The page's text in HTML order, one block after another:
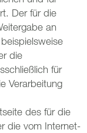
Der für die
an
die
für
Verarbeitung
des für die
die vom Internet-